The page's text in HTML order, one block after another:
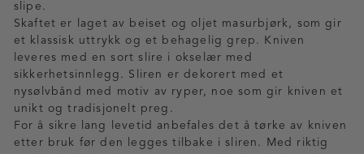
slipe.
Skaftet er laget av beiset og oljet masurbjørk, som gir
et klassisk uttrykk og et behagelig grep. Kniven
leveres med en sort slire i okselær med
sikkerhetsinnlegg. Sliren er dekorert med et
nysølvbånd med motiv av ryper, noe som gir kniven et
unikt og tradisjonelt preg.
For å sikre lang levetid anbefales det å tørke av kniven
etter bruk før den legges tilbake i sliren. Med riktig